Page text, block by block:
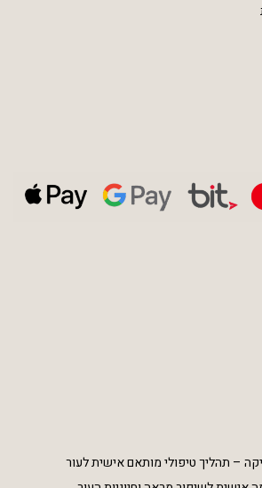
– תהליך טיפולי מותאם אישית לעור